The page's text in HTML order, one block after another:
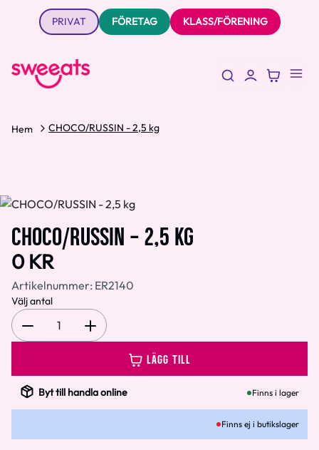
PRIVAT FÖRETAG KLASS/FÖRENING
Hem CHOCO/RUSSIN - 2,5 kg
CHOCO/RUSSIN - 2,5 KG
0 KR
Artikelnummer: ER2140
Välj antal
1
LÄGG TILL
Byt till handla online Finns i lager
Finns ej i butikslager